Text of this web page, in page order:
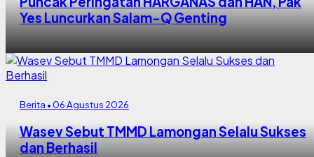
Yes Luncurkan Salam-Q Genting
Berita • 06 Agustus 2026
Wasev Sebut TMMD Lamongan Selalu Sukses
dan Berhasil